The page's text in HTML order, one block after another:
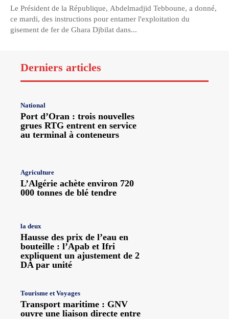
Le Président de la République, Abdelmadjid Tebboune, a donné,
ce mardi, des instructions pour entamer l'exploitation du
gisement de fer de Ghara Djbilat dans...
Derniers articles
National
Port d’Oran : trois nouvelles
grues RTG entrent en service
au terminal à conteneurs
Agriculture
L’Algérie achète environ 720
000 tonnes de blé tendre
la deux
Hausse des prix de l’eau en
bouteille : l’Apab et Ifri
expliquent un ajustement de 2
DA par unité
Tourisme et Voyages
Transport maritime : GNV
ouvre une liaison directe entre